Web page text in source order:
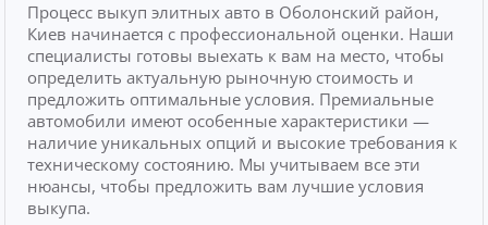
Процесс выкуп элитных авто в Оболонский район,
Киев начинается с профессиональной оценки. Наши
специалисты готовы выехать к вам на место, чтобы
определить актуальную рыночную стоимость и
предложить оптимальные условия. Премиальные
автомобили имеют особенные характеристики —
наличие уникальных опций и высокие требования к
техническому состоянию. Мы учитываем все эти
нюансы, чтобы предложить вам лучшие условия
выкупа.